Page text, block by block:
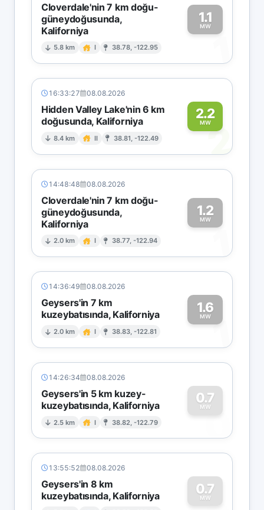
Cloverdale'nin 7 km doğu-
güneydoğusunda,
Kaliforniya
5.8 km I 38.78, -122.95
1.1
MW
1
16:33:27 08.08.2026
Hidden Valley Lake'nin 6 km
doğusunda, Kaliforniya
8.4 km II 38.81, -122.49
2.2
MW
2
14:48:48 08.08.2026
Cloverdale'nin 7 km doğu-
güneydoğusunda,
Kaliforniya
2.0 km I 38.77, -122.94
1.2
MW
1
14:36:49 08.08.2026
Geysers'in 7 km
kuzeybatısında, Kaliforniya
2.0 km I 38.83, -122.81
1.6
MW1
14:26:34 08.08.2026
Geysers'in 5 km kuzey-
kuzeybatısında, Kaliforniya
2.5 km I 38.82, -122.79
0.7
MW
0
13:55:52 08.08.2026
Geysers'in 8 km
kuzeybatısında, Kaliforniya
0.7
MW